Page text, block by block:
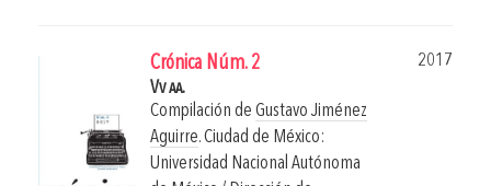
Crónica Núm. 2
2017
Vv aa.
Compilación de Gustavo Jiménez
Aguirre.Ciudad de México:
Universidad Nacional Autónoma